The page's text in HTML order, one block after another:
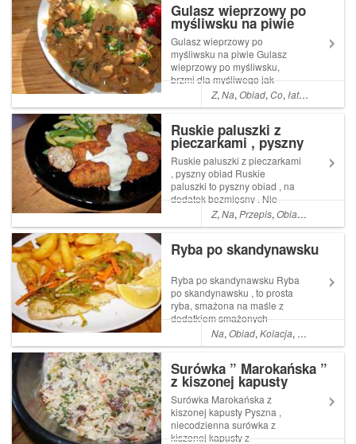
bez parzenia pochodzi z
serwisu Ogrodnik w podróży.
...
Gulasz wieprzowy po
myśliwsku na piwie
Gulasz wieprzowy po
myśliwsku na piwie Gulasz
wieprzowy po myśliwsku,
brzmi dla myśliwego jak
profanacja. Prawdziwy
myśliwski powinien być z
jest ona pod ręką . Read More
... Artykuł Gulasz wieprzowy
po myśliwsku na piwie poc...
Z,Na,Obiad,Co,łatwe
Ruskie paluszki z
pieczarkami , pyszny
obiad
Ruskie paluszki z pieczarkami
, pyszny obiad Ruskie
paluszki to pyszny obiad , na
dodatek bezmięsny . Nie
ważne czy jesteście
wegetarianami , czy lubicie
Read More ... Artykuł Ruskie
paluszki z pieczarkami ,
pyszny obiad po...
Z,Na,Przepis,Obiad ,
Ryba po skandynawsku
Ryba po skandynawsku Ryba
po skandynawsku , to prosta
ryba, smażona na maśle z
dodatkiem smażonych
warzyw . W skandynawskim
stylu czyli warzywa okopowe
Na,Obiad,Kolacja, Pyszne
Surówka ” Marokańska ”
z kiszonej kapusty
Surówka Marokańska z
kiszonej kapusty Pyszna ,
niecodzienna surówka z
kiszonej kapusty z